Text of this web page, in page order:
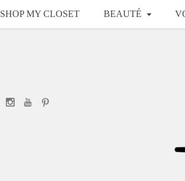
SHOP MY CLOSET BEAUTÉ